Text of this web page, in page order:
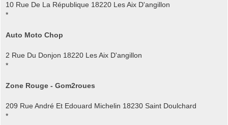
10 Rue De La République 18220 Les Aix D'angillon
*
Auto Moto Chop
2 Rue Du Donjon 18220 Les Aix D'angillon
*
Zone Rouge - Gom2roues
209 Rue André Et Edouard Michelin 18230 Saint Doulchard
*